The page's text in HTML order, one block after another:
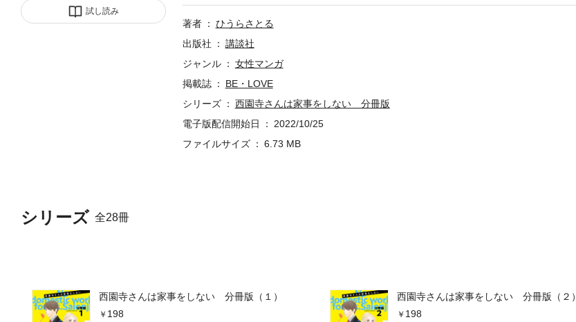
試し読み
シリーズ 全28冊
西園寺さんは家事をしない 分冊版（１）
198
西園寺さんは家事をしない 分冊版（２）
198
著者
ひうらさとる
出版社
講談社
ジャンル
女性マンガ
掲載誌
BE・LOVE
シリーズ
西園寺さんは家事をしない 分冊版
電子版配信開始日
2022/10/25
ファイルサイズ
6.73 MB